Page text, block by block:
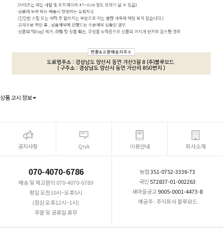
상품 고시 정보
공지사항 QnA 이용안내 회사소개
070-4070-6786
배송 및 재고문의 070-4070-6789
평일 오전10시~오후5시
(점심 오후12시~1시)
주말 및 공휴일 휴무
농협351-0752-3336-73
국민 572837-01-002263
새마을금고9005-0001-4473-8
예금주 : 주식회사 블루모드